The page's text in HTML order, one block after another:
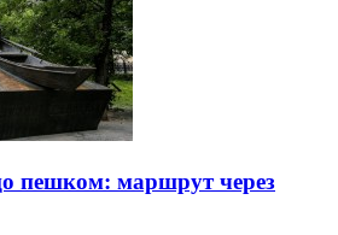
пешком: маршрут через